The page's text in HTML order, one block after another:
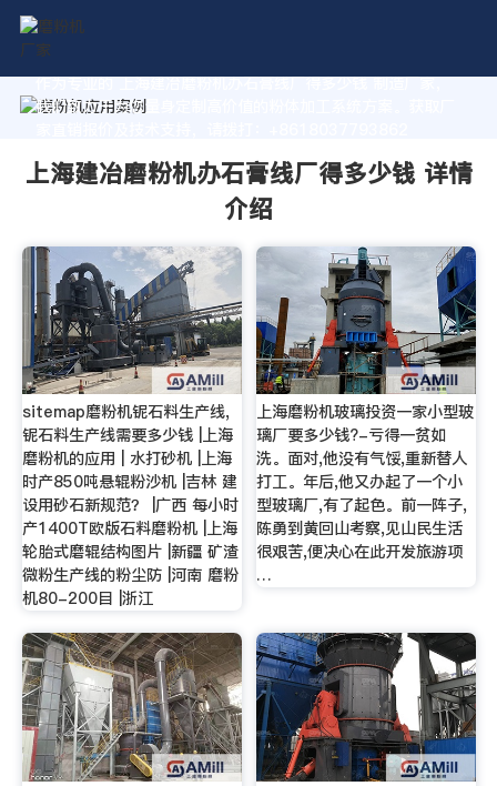
作为专业的 上海建冶磨粉机办石膏线厂得多少钱 制造厂家，
我们致力于为您量身定制高价值的粉体加工系统方案。获取厂
上海建冶磨粉机办石膏线厂得多少钱 详情
介绍
sitemap磨粉机铌石料生产线,
铌石料生产线需要多少钱 |上海
磨粉机的应用 | 水打砂机 |上海
时产850吨悬辊粉沙机 |吉林 建
设用砂石新规范？ |广西 每小时
产1400T欧版石料磨粉机 |上海
轮胎式磨辊结构图片 |新疆 矿渣
微粉生产线的粉尘防 |河南 磨粉
机80-200目 |浙江
上海磨粉机玻璃投资一家小型玻
璃厂要多少钱?-亏得一贫如
洗。面对,他没有气馁,重新替人
打工。年后,他又办起了一个小
型玻璃厂,有了起色。前一阵子,
陈勇到黄回山考察,见山民生活
很艰苦,便决心在此开发旅游项
…